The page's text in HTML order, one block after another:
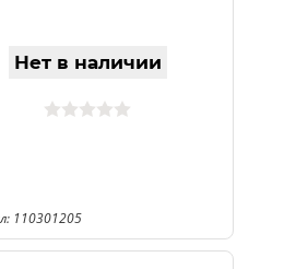
Нет в наличии
110301205